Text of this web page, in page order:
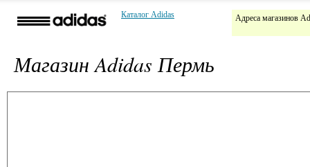
Каталог Adidas Адреса магазинов
Магазин Adidas Пермь